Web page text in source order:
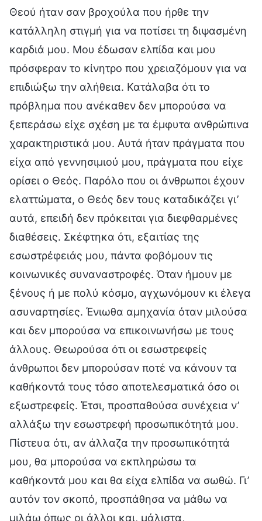
Θεού ήταν σαν βροχούλα που ήρθε την
κατάλληλη στιγμή για να ποτίσει τη διψασμένη
καρδιά μου. Μου έδωσαν ελπίδα και μου
πρόσφεραν το κίνητρο που χρειαζόμουν για να
επιδιώξω την αλήθεια. Κατάλαβα ότι το
πρόβλημα που ανέκαθεν δεν μπορούσα να
ξεπεράσω είχε σχέση με τα έμφυτα ανθρώπινα
χαρακτηριστικά μου. Αυτά ήταν πράγματα που
είχα από γεννησιμιού μου, πράγματα που είχε
ορίσει ο Θεός. Παρόλο που οι άνθρωποι έχουν
ελαττώματα, ο Θεός δεν τους καταδικάζει γι’
αυτά, επειδή δεν πρόκειται για διεφθαρμένες
διαθέσεις. Σκέφτηκα ότι, εξαιτίας της
εσωστρέφειάς μου, πάντα φοβόμουν τις
κοινωνικές συναναστροφές. Όταν ήμουν με
ξένους ή με πολύ κόσμο, αγχωνόμουν κι έλεγα
ασυναρτησίες. Ένιωθα αμηχανία όταν μιλούσα
και δεν μπορούσα να επικοινωνήσω με τους
άλλους. Θεωρούσα ότι οι εσωστρεφείς
άνθρωποι δεν μπορούσαν ποτέ να κάνουν τα
καθήκοντά τους τόσο αποτελεσματικά όσο οι
εξωστρεφείς. Έτσι, προσπαθούσα συνέχεια ν’
αλλάξω την εσωστρεφή προσωπικότητά μου.
Πίστευα ότι, αν άλλαζα την προσωπικότητά
μου, θα μπορούσα να εκπληρώσω τα
καθήκοντά μου και θα είχα ελπίδα να σωθώ. Γι’
αυτόν τον σκοπό, προσπάθησα να μάθω να
μιλάω όπως οι άλλοι και, μάλιστα,